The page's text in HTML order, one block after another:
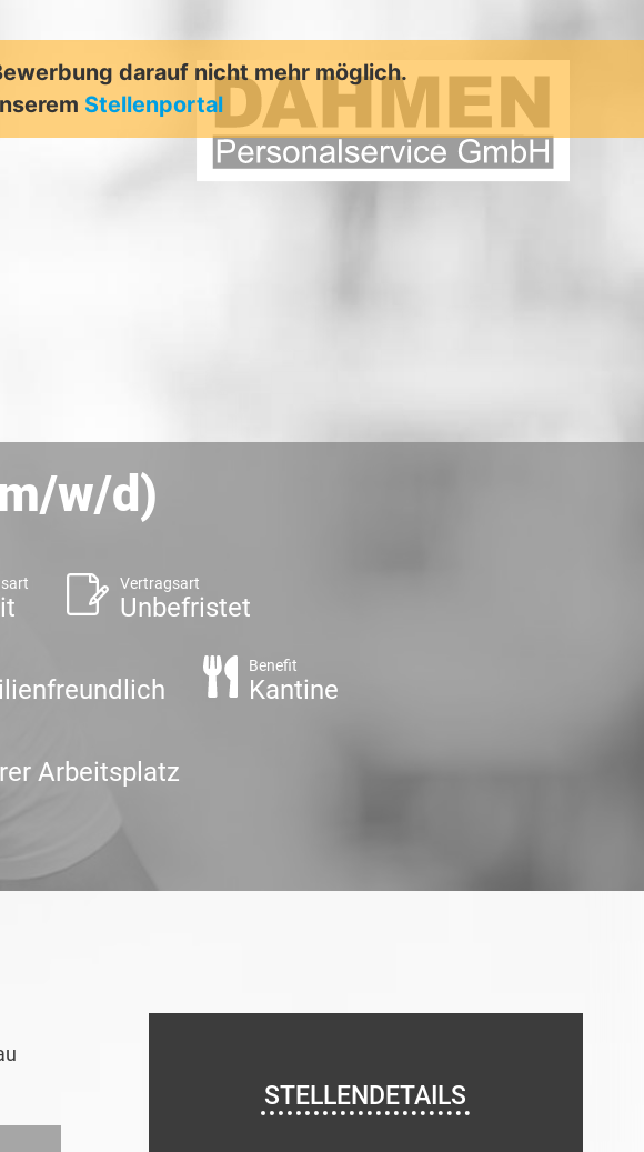
darauf nicht mehr möglich.
Stellenportal
w/d)
Vertragsart
Unbefristet
Benefit
Kantine
Arbeitsplatz
STELLENDETAILS